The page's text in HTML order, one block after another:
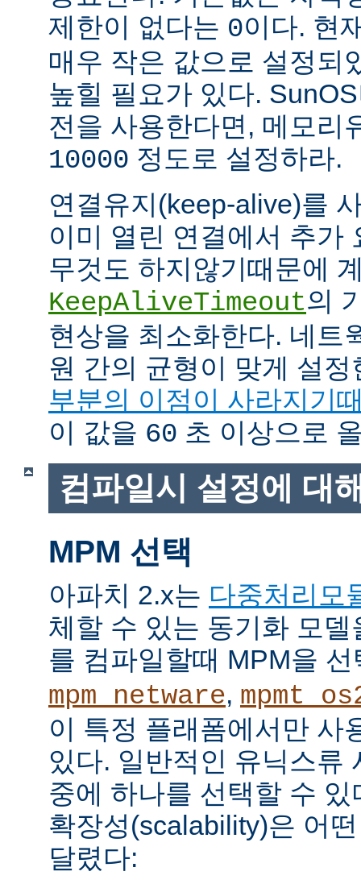
제한이 없다는 0이다. 현
매우 작은 값으로 설정되
높힐 필요가 있다.
전을 사용한다면, 메모리
10000 정도로 설정하라.
연결유지(keep-alive)를
이미 열린 연결에서 추가
무것도 하지않기때문에
KeepAliveTimeout의
현상을 최소화한다. 네트
원 간의 균형이 맞게 설
부분의 이점이 사라지기
이 값을 60 초 이상으로
컴파일시 설정에 대
MPM 선택
아파치 2.x는 다중처리모
체할 수 있는 동기화 모
를 컴파일할때 MPM을
mpm_netware,
이 특정 플래폼에서만 사
있다. 일반적인 유닉스류
중에 하나를 선택할 수
확장성(scalability)은 어
달렸다: